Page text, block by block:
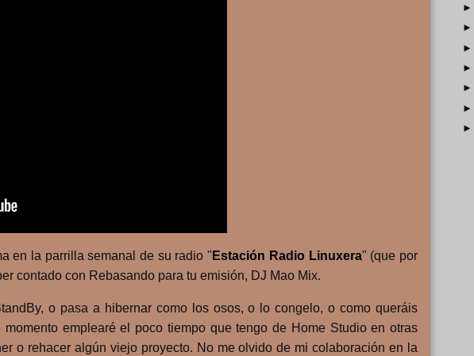
en la parrilla semanal de su radio " Estación Radio Linuxera" (que por
contado con Rebasando para tu emisión, DJ Mao Mix.
o pasa a hibernar como los osos, o lo congelo, o como queráis
emplearé el poco tiempo que tengo de Home Studio en otras
o rehacer algún viejo proyecto. No me olvido de mi colaboración en la
►
►
►
►
►
►
►